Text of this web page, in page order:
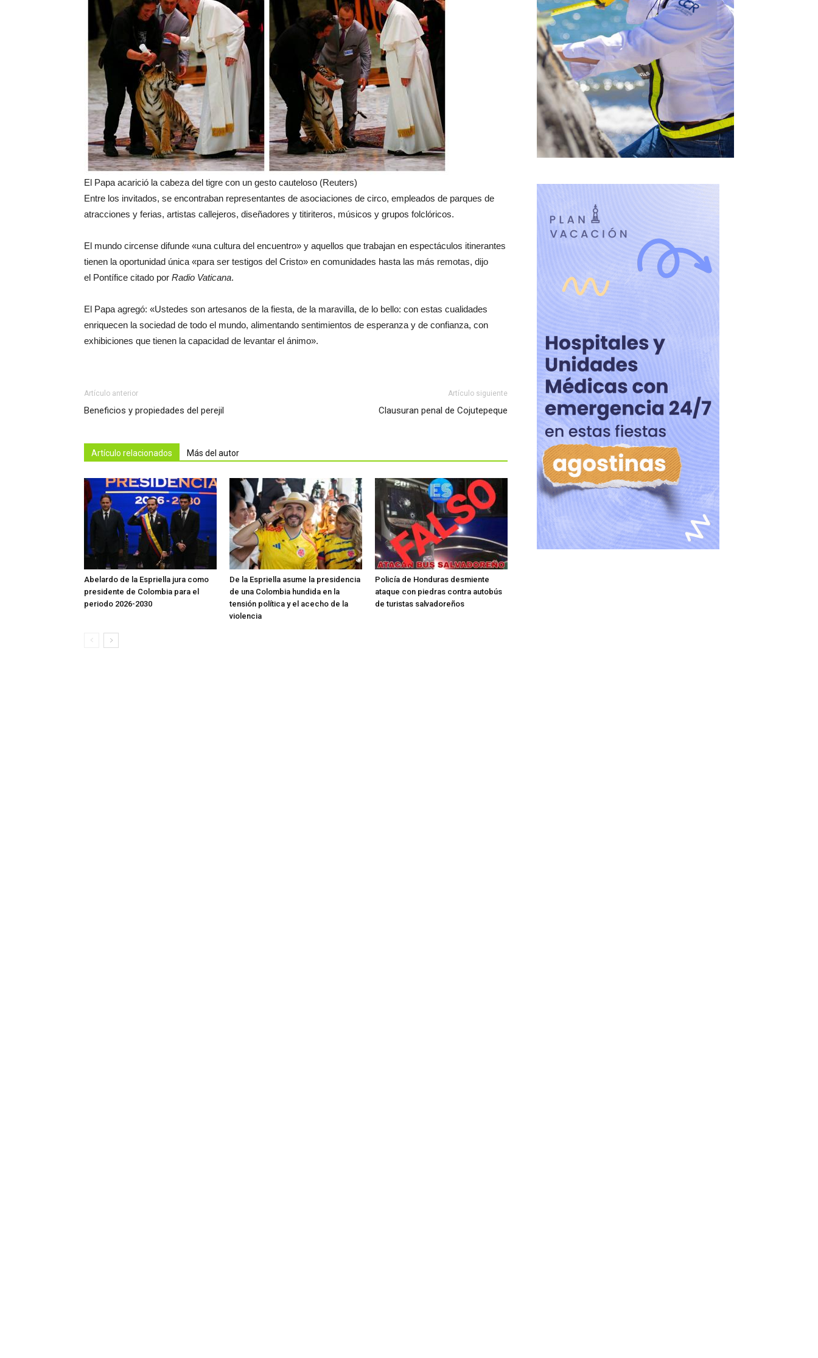
El Papa acarició la cabeza del tigre con un gesto cauteloso (Reuters)
Entre los invitados, se encontraban representantes de asociaciones de circo, empleados de parques de
atracciones y ferias, artistas callejeros, diseñadores y titiriteros, músicos y grupos folclóricos.
El mundo circense difunde «una cultura del encuentro» y aquellos que trabajan en espectáculos itinerantes
tienen la oportunidad única «para ser testigos del Cristo» en comunidades hasta las más remotas, dijo
el Pontífice citado por Radio Vaticana.
El Papa agregó: «Ustedes son artesanos de la fiesta, de la maravilla, de lo bello: con estas cualidades
enriquecen la sociedad de todo el mundo, alimentando sentimientos de esperanza y de confianza, con
exhibiciones que tienen la capacidad de levantar el ánimo».
Artículo anterior
Beneficios y propiedades del perejil
Artículo siguiente
Clausuran penal de Cojutepeque
Artículo relacionados Más del autor
Abelardo de la Espriella jura como
presidente de Colombia para el
periodo 2026-2030
De la Espriella asume la presidencia
de una Colombia hundida en la
tensión política y el acecho de la
violencia
Policía de Honduras desmiente
ataque con piedras contra autobús
de turistas salvadoreños